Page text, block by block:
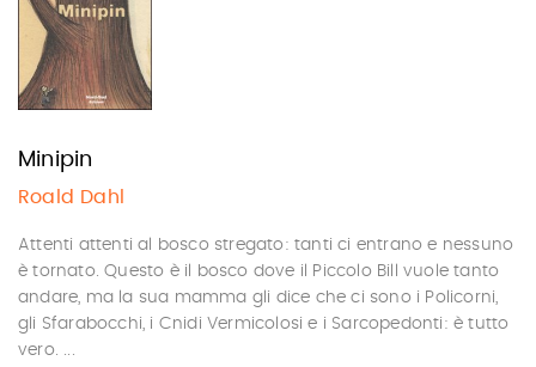
Minipin
Roald Dahl
Attenti attenti al bosco stregato: tanti ci entrano e nessuno
è tornato. Questo è il bosco dove il Piccolo Bill vuole tanto
andare, ma la sua mamma gli dice che ci sono i Policorni,
gli Sfarabocchi, i Cnidi Vermicolosi e i Sarcopedonti: è tutto
vero. ...